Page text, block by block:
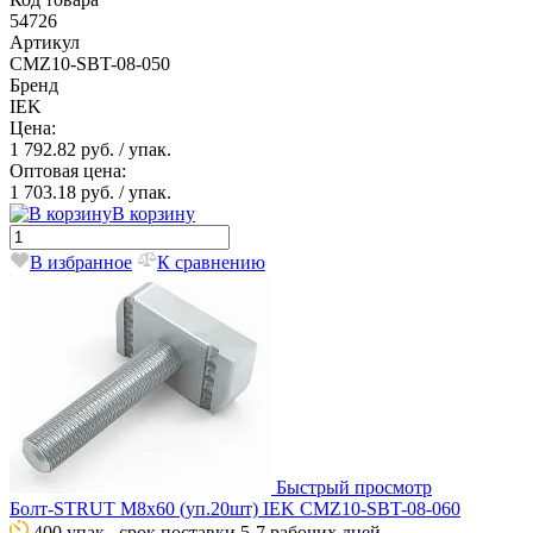
54726
Артикул
CMZ10-SBT-08-050
Бренд
IEK
Цена:
1 792.82 руб. / упак.
Оптовая цена:
1 703.18 руб. / упак.
В корзину
В избранное К сравнению
Быстрый просмотр
Болт-STRUT М8х60 (уп.20шт) IEK CMZ10-SBT-08-060